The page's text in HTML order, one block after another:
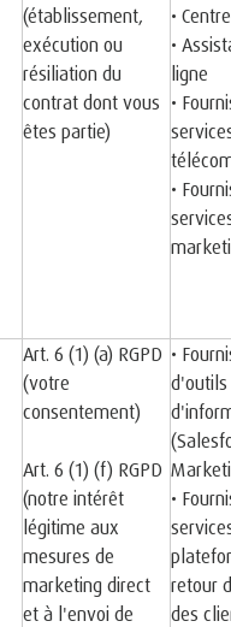
(établissement,
exécution ou
résiliation du
contrat dont vous
êtes partie)
•
•
ligne
•
•
Art. 6 (1) (a) RGPD
(votre
consentement)
Art. 6 (1) (f) RGPD
(notre intérêt
légitime aux
mesures de
marketing direct
et à l'envoi de
•
•
retour
des